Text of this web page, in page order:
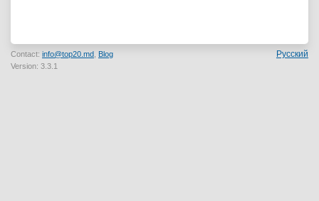
Contact: info@top20.md Blog
Version: 3.3.1
Русский